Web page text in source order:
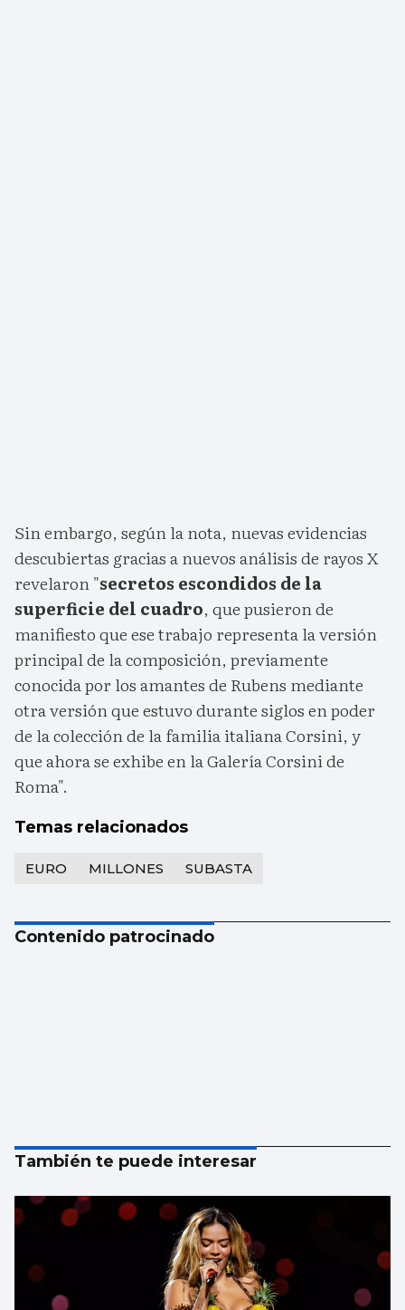
Sin embargo, según la nota, nuevas evidencias
descubiertas gracias a nuevos análisis de rayos X
revelaron "secretos escondidos de la
superficie del cuadro, que pusieron de
manifiesto que ese trabajo representa la versión
principal de la composición, previamente
conocida por los amantes de Rubens mediante
otra versión que estuvo durante siglos en poder
de la colección de la familia italiana Corsini, y
que ahora se exhibe en la Galería Corsini de
Roma".
Temas relacionados
EURO MILLONES SUBASTA
Contenido patrocinado
También te puede interesar